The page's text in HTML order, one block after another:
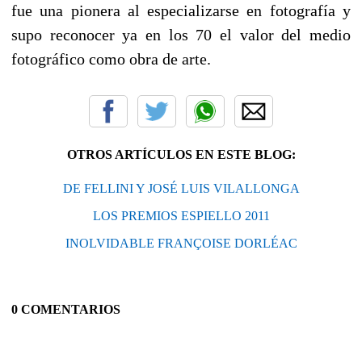
fue una pionera al especializarse en fotografía y
supo reconocer ya en los 70 el valor del medio
fotográfico como obra de arte.
OTROS ARTÍCULOS EN ESTE BLOG:
DE FELLINI Y JOSÉ LUIS VILALLONGA
LOS PREMIOS ESPIELLO 2011
INOLVIDABLE FRANÇOISE DORLÉAC
0 COMENTARIOS